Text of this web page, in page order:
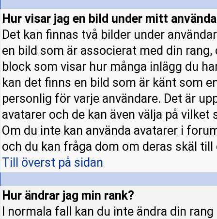
Hur visar jag en bild under mitt
Det kan finnas två bilder under
en bild som är associerat med din
block som visar hur många inlägg du
kan det finns en bild som är känt som
personlig för varje användare. Det är
avatarer och de kan även välja på
Om du inte kan använda avatarer i
och du kan fråga dom om deras skäl
Till överst på sidan
Hur ändrar jag min rank?
I normala fall kan du inte ändra din